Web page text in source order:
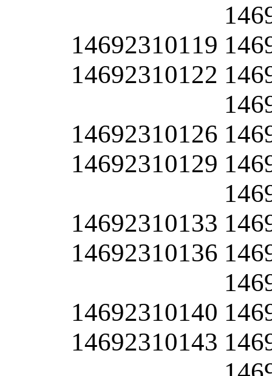
14692310119
14692310122
14692310126
14692310129
14692310133
14692310136
14692310140
14692310143